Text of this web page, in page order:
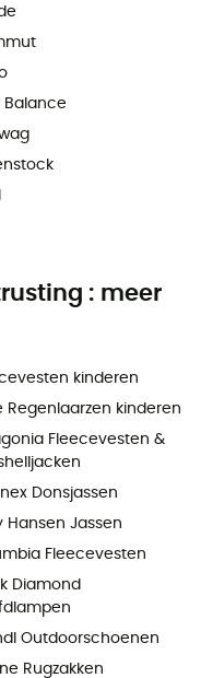
Balance
: meer
kinderen
Regenlaarzen kinderen
Fleecevesten &
Donsjassen
Hansen Jassen
Fleecevesten
Diamond
Outdoorschoenen
Rugzakken